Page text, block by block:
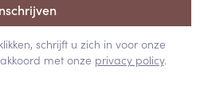
schrijft u zich in voor onze
met onze privacy policy.